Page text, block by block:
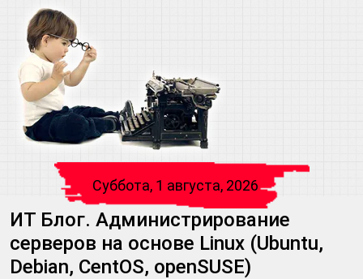
Суббота, 1 августа, 2026
ИТ Блог. Администрирование
серверов на основе Linux (Ubuntu,
Debian, CentOS, openSUSE)